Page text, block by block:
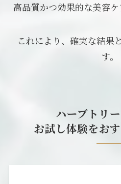
高品質かつ効果的な美容ケ
これにより、確実な結果
す。
ハーブトリ
お試し体験をお